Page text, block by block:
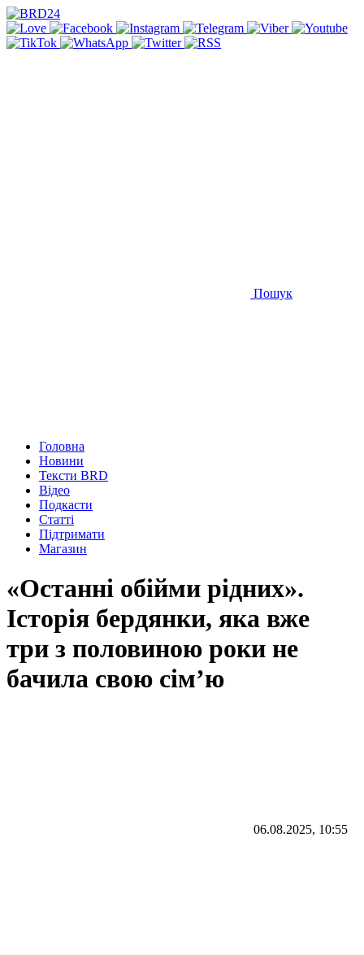
Пошук
Головна
Новини
Тексти BRD
Відео
Подкасти
Статті
Підтримати
Магазин
«Останні обійми рідних».
Історія бердянки, яка вже
три з половиною роки не
бачила свою сім’ю
06.08.2025, 10:55